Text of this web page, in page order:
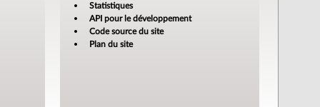
Statistiques
API pour le développement
Code source du site
Plan du site